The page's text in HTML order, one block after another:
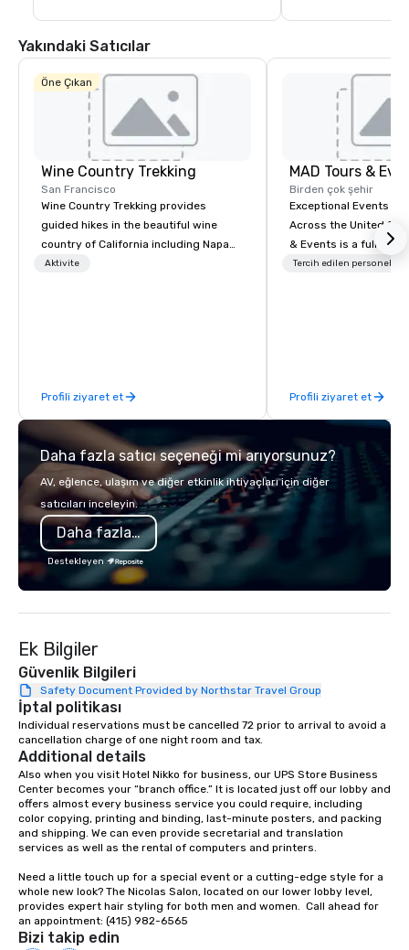
Yakındaki Satıcılar
Öne Çıkan
Wine Country Trekking
San Francisco
Wine Country Trekking provides
guided hikes in the beautiful wine
country of California including Napa
and Sonoma Valleys. These
day hikes we provide luxury self-
guided inn-to-in walking vacations
from the gateway City of San
Francisco to the California wine
country with a focus on superb hiking,
lodging, food and wine. We also have
a Monterey Bay Trek.
Aktivite
Profili ziyaret et
MAD Tours &
Birden çok şehir
Exceptional Events &
Across the United States! MAD
& Events is a full-
Management
sourcing,
transportation, VIP
events, exclusive
on-site coordination.
executive gatherings
Spanish, and English,
responsible tourism. With experience
Miami, Los Angeles,
local expertise, and
ground support to
life.
Tercih edilen personel
Profili ziyaret et
Daha fazla satıcı seçeneği mi arıyorsunuz?
AV, eğlence, ulaşım ve diğer etkinlik ihtiyaçları için diğer
satıcıları inceleyin.
Daha fazla bilgi
Destekleyen
Ek Bilgiler
Güvenlik Bilgileri
Safety Document Provided by Northstar Travel Group
İptal politikası
Individual reservations must be cancelled 72 prior to arrival to avoid a
cancellation charge of one night room and tax.
Additional details
Also when you visit Hotel Nikko for business, our UPS Store Business
Center becomes your “branch office.” It is located just off our lobby and
offers almost every business service you could require, including
color copying, printing and binding, last-minute posters, and packing
and shipping. We can even provide secretarial and translation
services as well as the rental of computers and printers.
Need a little touch up for a special event or a cutting-edge style for a
whole new look? The Nicolas Salon, located on our lower lobby level,
provides expert hair styling for both men and women.  Call ahead for
an appointment: (415) 982-6565
Bizi takip edin